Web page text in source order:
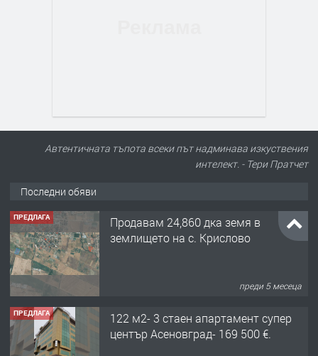
Автентичната тъпота всеки път надминава изкуствения
интелект. - Тери Пратчет
Последни обяви
ПРЕДЛАГА
Продавам 24,860 дка земя в
землището на с. Крислово
преди 5 месеца
ПРЕДЛАГА
122 м2- 3 стаен апартамент супер
център Асеновград- 169 500 €.